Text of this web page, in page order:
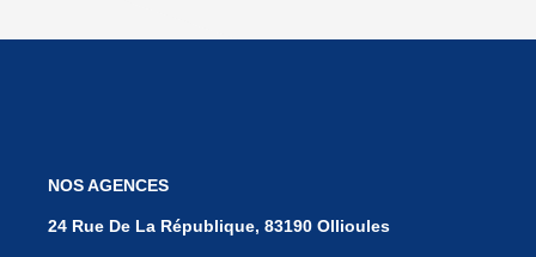
NOS AGENCES
24 Rue De La République, 83190 Ollioules